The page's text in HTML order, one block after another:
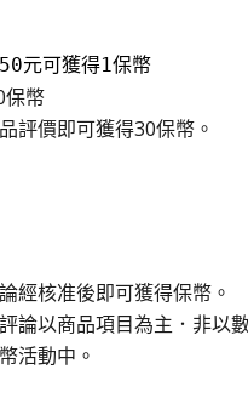
元可獲得1保幣
保幣
評價即可獲得30保幣。
經核准後即可獲得保幣。
論以商品項目為主．非以
活動中。